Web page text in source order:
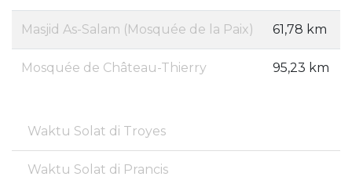
Masjid As-Salam (Mosquée de la Paix) 61,78 km
Mosquée de Château-Thierry 95,23 km
Waktu Solat di Troyes
Waktu Solat di Prancis